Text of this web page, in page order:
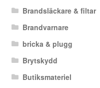
Brandsläckare & filtar
Brandvarnare
bricka & plugg
Brytskydd
Butiksmateriel